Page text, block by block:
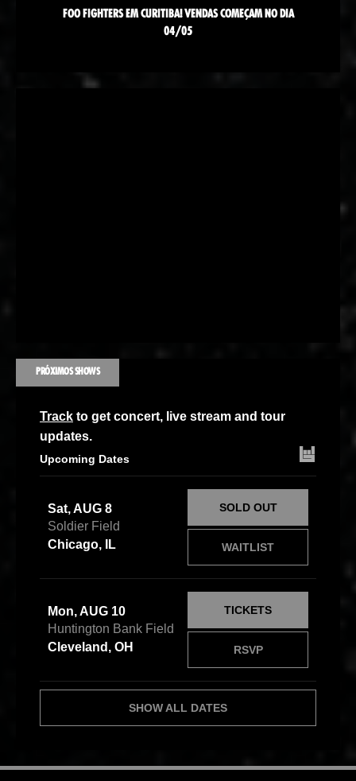
FOO FIGHTERS EM CURITIBA! VENDAS COMEÇAM NO DIA
04/05
PRÓXIMOS SHOWS
Track to get concert, live stream and tour
updates.
Upcoming Dates
Sat, AUG 8
Soldier Field
Chicago, IL
WAITLIST
SOLD OUT
Mon, AUG 10
Huntington Bank Field
Cleveland, OH
RSVP
TICKETS
SHOW ALL DATES